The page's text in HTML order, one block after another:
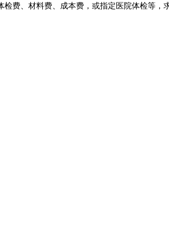
费、材料费、成本费，或指定医院体检等